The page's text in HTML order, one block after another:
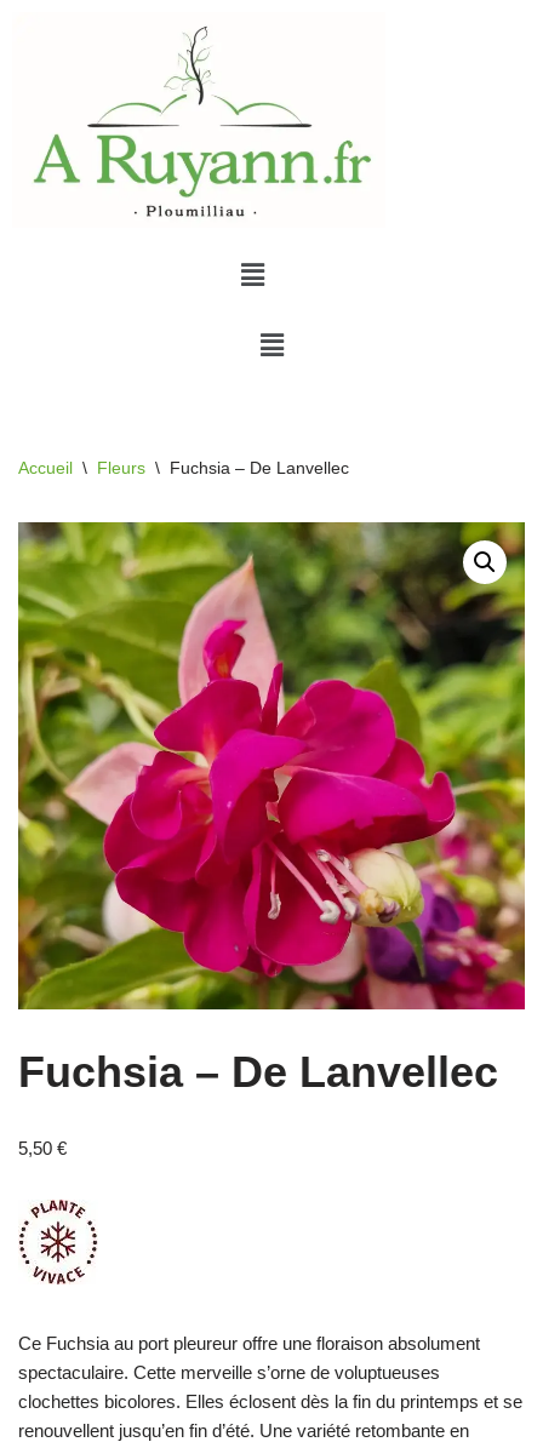
Accueil \ Fleurs \ Fuchsia – De Lanvellec
Fuchsia – De Lanvellec
5,50 €
Ce Fuchsia au port pleureur offre une floraison absolument
spectaculaire. Cette merveille s’orne de voluptueuses
clochettes bicolores. Elles éclosent dès la fin du printemps et se
renouvellent jusqu’en fin d’été. Une variété retombante en